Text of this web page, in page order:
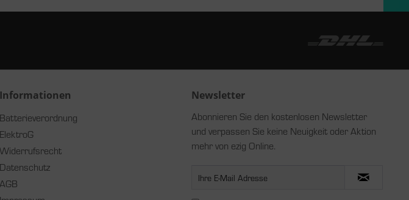
Informationen
Batterieverordnung
ElektroG
Widerrufsrecht
Datenschutz
AGB
Newsletter
Abonnieren Sie den kostenlosen Newsletter
und verpassen Sie keine Neuigkeit oder Aktion
mehr von ezig Online.